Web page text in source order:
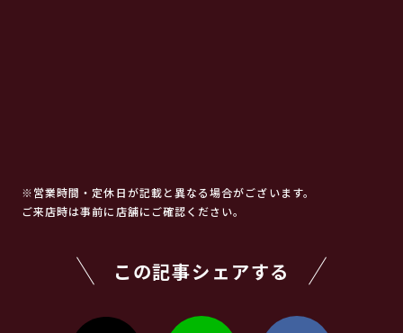
※営業時間・定休日が記載と異なる場合がございます。
ご来店時は事前に店舗にご確認ください。
この記事シェアする